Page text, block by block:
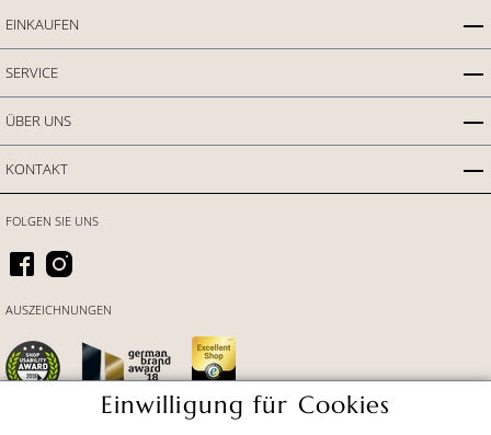
EINKAUFEN
SERVICE
ÜBER UNS
KONTAKT
FOLGEN SIE UNS
AUSZEICHNUNGEN
Einwilligung für Cookies